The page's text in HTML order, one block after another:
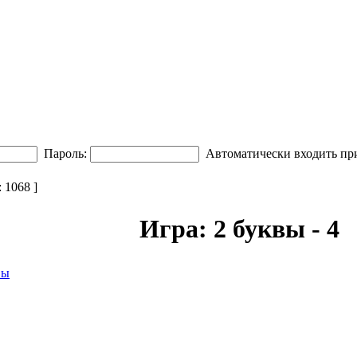
Пароль:
Автоматически входить
]
Игра: 2 буквы - 4